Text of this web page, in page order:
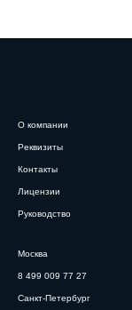
О компании
Реквизиты
Контакты
Лицензии
Руководство
Москва
8 499 009 77 27
Санкт-Петербург